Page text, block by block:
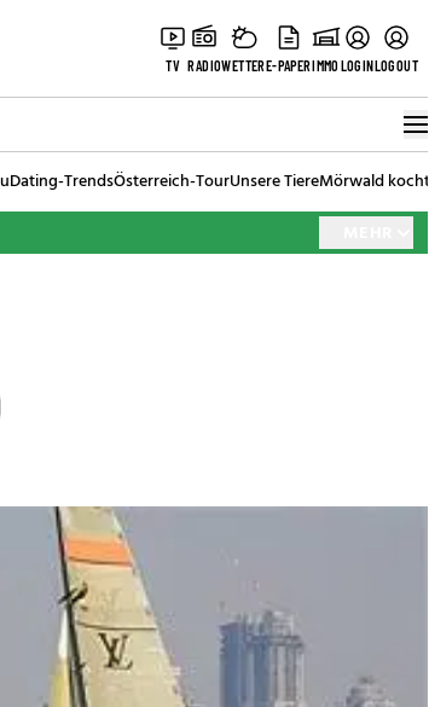
TV RADIOWETTERE-PAPERIMMOLOGINLOGOUT
Dating-TrendsÖsterreich-TourUnsere TiereMörwald kocht